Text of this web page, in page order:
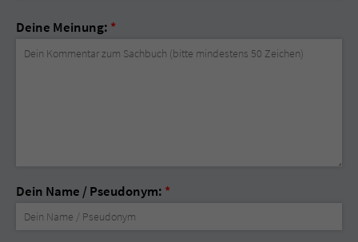
Deine Meinung: *
Dein Name / Pseudonym: *